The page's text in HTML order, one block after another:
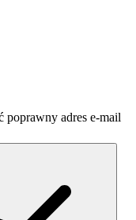
poprawny adres e-mail